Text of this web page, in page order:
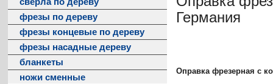
фрезы по дереву
фрезы концевые по дереву
фрезы насадные дереву
бланкеты
ножи сменные
Германия
Оправка фрезерная с